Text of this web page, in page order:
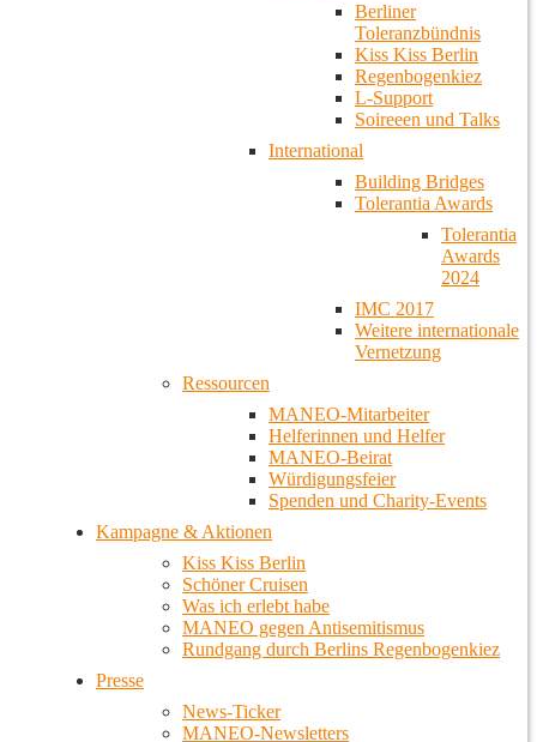
Berliner
Toleranzbündnis
Kiss Kiss Berlin
Regenbogenkiez
L-Support
Soireeen und Talks
International
Building Bridges
Tolerantia Awards
Tolerantia
Awards
2024
IMC 2017
Weitere internationale
Vernetzung
Ressourcen
MANEO-Mitarbeiter
Helferinnen und Helfer
MANEO-Beirat
Würdigungsfeier
Spenden und Charity-Events
Kampagne & Aktionen
Kiss Kiss Berlin
Schöner Cruisen
Was ich erlebt habe
MANEO gegen Antisemitismus
Rundgang durch Berlins Regenbogenkiez
Presse
News-Ticker
MANEO-Newsletters